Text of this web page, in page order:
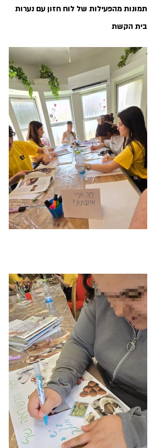
תמונות מהפעילות של לוח חזון עם נערות
בית הקשת